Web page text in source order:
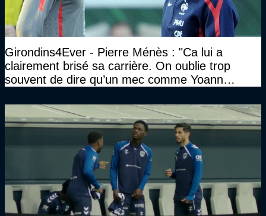
Girondins4Ever - Pierre Ménès : "Ca lui a
clairement brisé sa carrière. On oublie trop
souvent de dire qu’un mec comme Yoann